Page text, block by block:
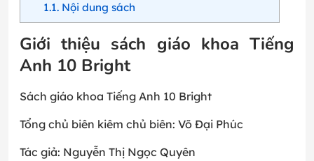
1.1Nội dung sách
Giới thiệu sách giáo khoa Tiếng
Anh 10 Bright
Sách giáo khoa Tiếng Anh 10 Bright
Tổng chủ biên kiêm chủ biên: Võ Đại Phúc
Tác giả: Nguyễn Thị Ngọc Quyên